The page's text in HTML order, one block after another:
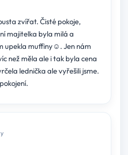
zvířat. Čisté pokoje,
byla milá a
upekla muffiny☺. Jen nám
i tak byla cena
lednička ale vyřešili jsme.